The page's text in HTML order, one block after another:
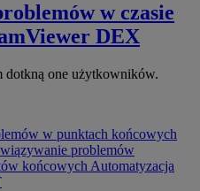
w czasie
DEX
dotkną one użytkowników.
w punktach końcowych
problemów
końcowych Automatyzacja